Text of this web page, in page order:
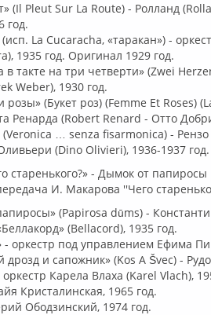
(Il Pleut Sur La Route) - Ролланд
год.
La Cucaracha, «таракан») -
1935 год. Оригинал 1929 год.
в такте на три четверти» (Zwei
Weber), 1930 год.
(Букет роз) (Femme Et Roses)
Ренарда (Robert Renard - Отто
(Veronica … senza fisarmonica) -
(Dino Olivieri), 1936-1937 год.
старенького?» - Дымок от папиросы
И. Макарова ''Чего
(Papirosa dūms) -
(Bellacord), 1935 год.
- оркестр под управлением Ефима
и сапожник» (Kos A Švec) -
Карела Влаха (Karel Vlach),
Кристалинская, 1965 год.
Ободзинский, 1974 год.